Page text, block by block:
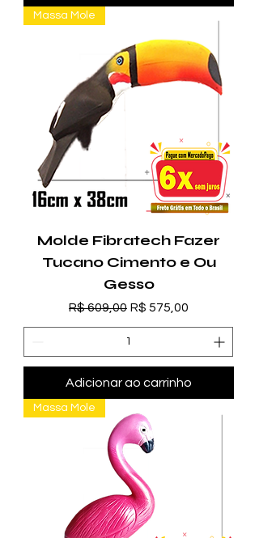
Massa Mole
Molde Fibratech Fazer
Tucano Cimento e Ou
Gesso
Preço normal
R$ 609,00 Preço promocional
R$ 575,00
Adicionar ao carrinho
Massa Mole